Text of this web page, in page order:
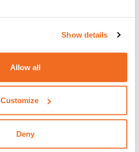
Show details
Allow all
Customize
Deny